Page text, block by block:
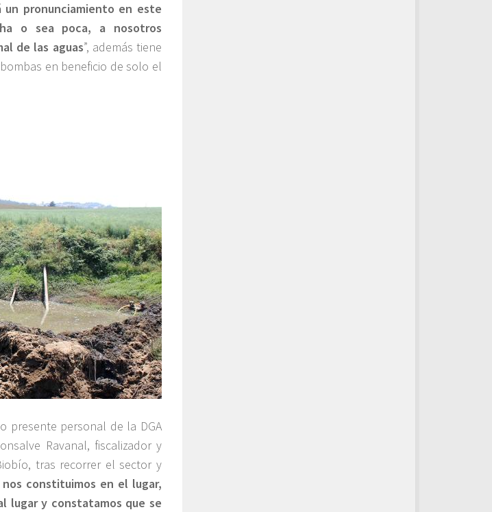
un pronunciamiento en este
o sea poca, a nosotros
de las aguas”, además tiene
en beneficio de solo el
presente personal de la DGA
Ravanal, fiscalizador y
tras recorrer el sector y
constituimos en el lugar,
lugar y constatamos que se